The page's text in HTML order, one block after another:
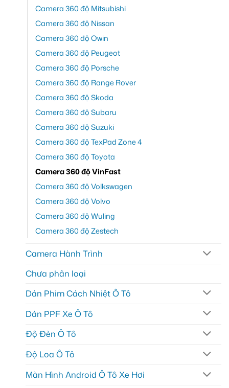
Camera 360 độ Mitsubishi
Camera 360 độ Nissan
Camera 360 độ Owin
Camera 360 độ Peugeot
Camera 360 độ Porsche
Camera 360 độ Range Rover
Camera 360 độ Skoda
Camera 360 độ Subaru
Camera 360 độ Suzuki
Camera 360 độ TexPad Zone 4
Camera 360 độ Toyota
Camera 360 độ VinFast
Camera 360 độ Volkswagen
Camera 360 độ Volvo
Camera 360 độ Wuling
Camera 360 độ Zestech
Camera Hành Trình
Chưa phân loại
Dán Phim Cách Nhiệt Ô Tô
Dán PPF Xe Ô Tô
Độ Đèn Ô Tô
Độ Loa Ô Tô
Màn Hình Android Ô Tô Xe Hơi